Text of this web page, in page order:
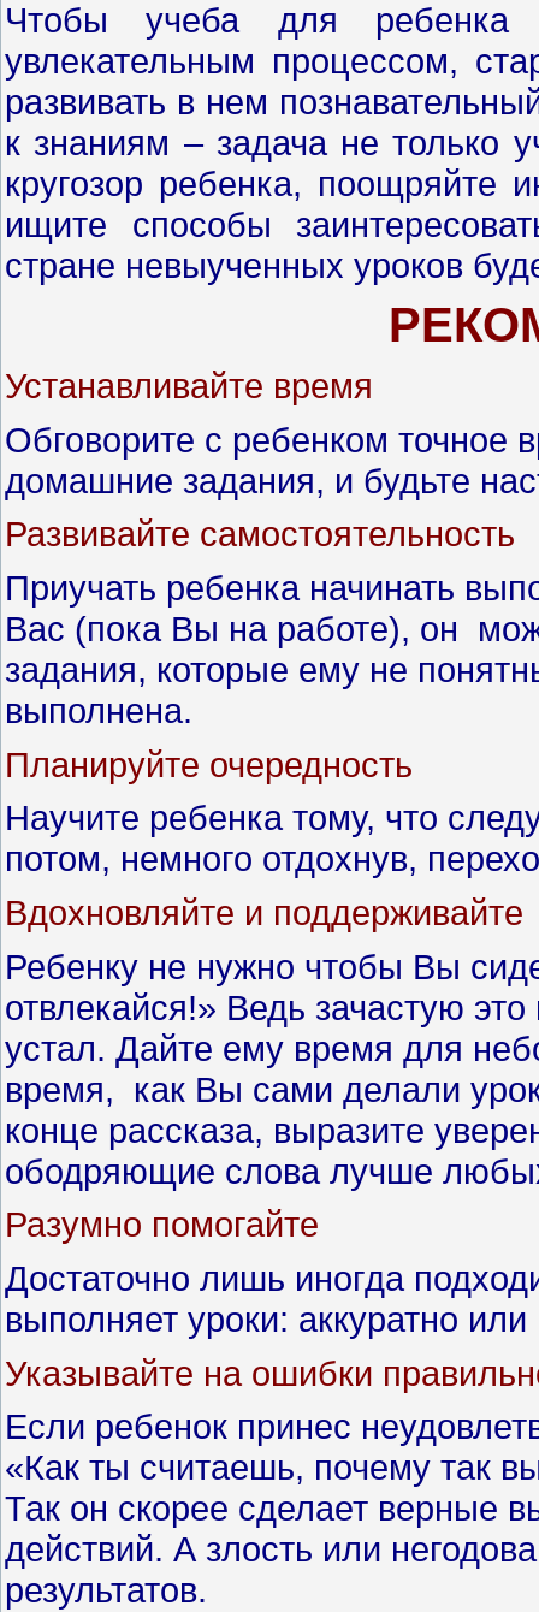
Чтобы учеба для
увлекательным процессом,
развивать в нем
к знаниям – задача не только
кругозор ребенка, поощряйте
ищите способы
стране невыученных уроков
Устанавливайте время
Обговорите с ребенком точное
домашние задания, и будьте
Развивайте самостоятельность
Приучать ребенка начинать
Вас (пока Вы на работе), он
задания, которые ему не
выполнена.
Планируйте очередность
Научите ребенка тому, что
потом, немного отдохнув,
Вдохновляйте и поддерживайте
Ребенку не нужно чтобы Вы
отвлекайся!» Ведь зачастую
устал. Дайте ему время для
время, как Вы сами делали
конце рассказа, выразите
ободряющие слова лучше
Разумно помогайте
Достаточно лишь иногда
выполняет уроки: аккуратно или
Указывайте на ошибки
Если ребенок принес
«Как ты считаешь, почему так
Так он скорее сделает верные
действий. А злость или
результатов.